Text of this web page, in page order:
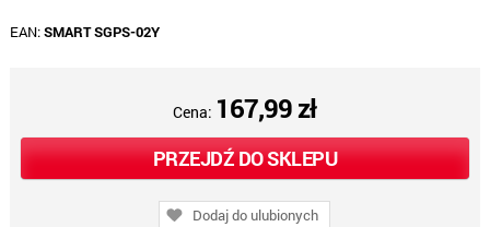
EAN:SMART SGPS-02Y
Cena: 167,99 zł
PRZEJDŹ DO SKLEPU
Dodaj do ulubionych